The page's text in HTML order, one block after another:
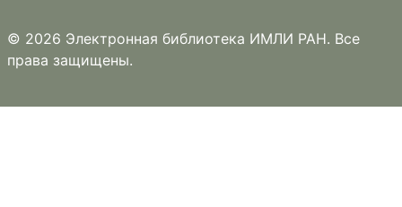
© 2026 Электронная библиотека ИМЛИ РАН. Все
права защищены.